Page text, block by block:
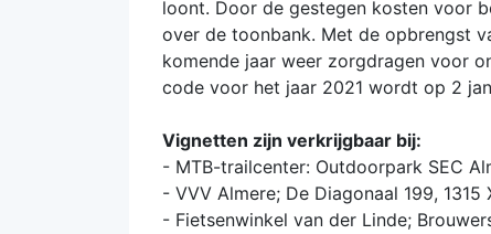
loont. Door de gestegen kosten voor
over de toonbank. Met de opbrengst
komende jaar weer zorgdragen voor
code voor het jaar 2021 wordt op 2
Vignetten zijn verkrijgbaar bij:
- MTB-trailcenter: Outdoorpark SEC
- VVV Almere; De Diagonaal 199,
- Fietsenwinkel van der Linde;